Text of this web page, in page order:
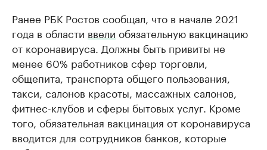
Ранее РБК Ростов сообщал, что в начале 2021
года в области ввели обязательную вакцинацию
от коронавируса. Должны быть привиты не
менее 60% работников сфер торговли,
общепита, транспорта общего пользования,
такси, салонов красоты, массажных салонов,
фитнес-клубов и сферы бытовых услуг. Кроме
того, обязательная вакцинация от коронавируса
вводится для сотрудников банков, которые